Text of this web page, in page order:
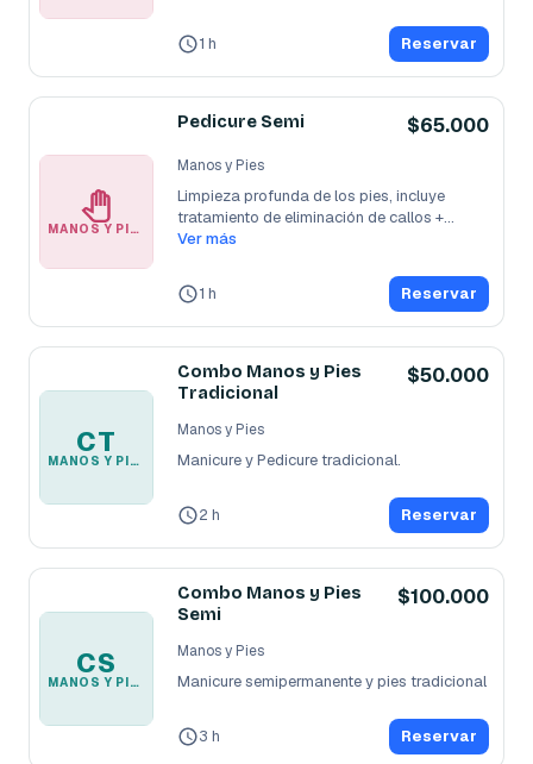
1 h Reservar
MANOS Y PIES
Pedicure Semi $65.000
Manos y Pies
Limpieza profunda de los pies, incluye
tratamiento de eliminación de callos +...
Ver más
1 h Reservar
CT
MANOS Y PIES
Combo Manos y Pies
Tradicional
$50.000
Manos y Pies
Manicure y Pedicure tradicional.
2 h Reservar
CS
MANOS Y PIES
Combo Manos y Pies
Semi
$100.000
Manos y Pies
Manicure semipermanente y pies tradicional
3 h Reservar